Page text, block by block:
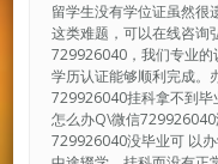
留学生没有学位证虽然很
这类难题，可以在线咨
729926040，我们专业
学历认证能够顺利完成。
729926040挂科拿不到
怎么办Q\微信
729926040没毕业可 以